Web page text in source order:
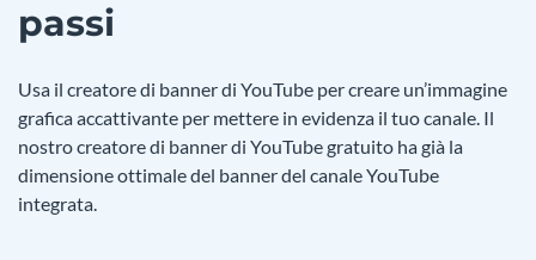
passi
Usa il creatore di banner di YouTube per creare un’immagine
grafica accattivante per mettere in evidenza il tuo canale. Il
nostro creatore di banner di YouTube gratuito ha già la
dimensione ottimale del banner del canale YouTube
integrata.